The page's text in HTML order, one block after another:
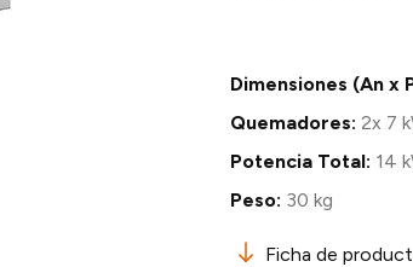
Dimensiones (An x
Quemadores: 2x 7
Potencia Total: 14
Peso: 30 kg
Ficha de